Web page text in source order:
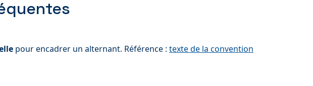
pour encadrer un alternant. Référence : texte de la convention